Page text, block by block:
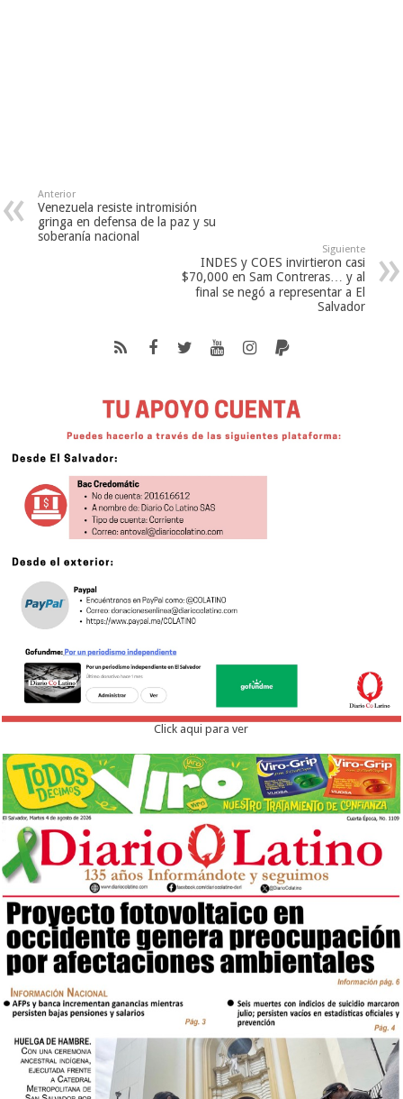
Anterior
Venezuela resiste intromisión
gringa en defensa de la paz y su
soberanía nacional
Siguiente
INDES y COES invirtieron casi
$70,000 en Sam Contreras… y al
final se negó a representar a El
Salvador
Click aqui para ver